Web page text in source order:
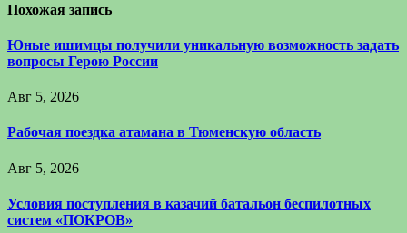
Похожая запись
Юные ишимцы получили уникальную возможность задать
вопросы Герою России
Авг 5, 2026
Рабочая поездка атамана в Тюменскую область
Авг 5, 2026
Условия поступления в казачий батальон беспилотных
систем «ПОКРОВ»